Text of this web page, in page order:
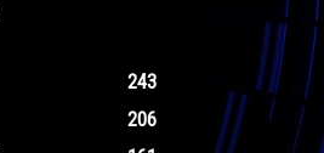
243
206